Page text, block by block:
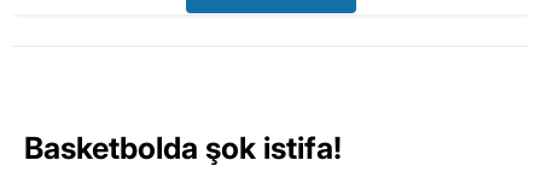
Basketbolda şok istifa!